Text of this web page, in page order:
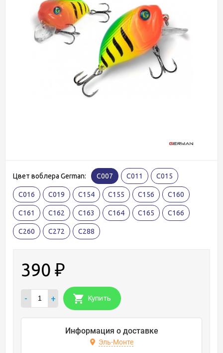
Цвет воблера German: С007 С011 С015
С016 С019 С154 С155 С156 С160
С161 C162 C163 С164 C165 C166
C260 C272 C288
390 ₽
- + Купить
Информация о доставке
Эль-Монте